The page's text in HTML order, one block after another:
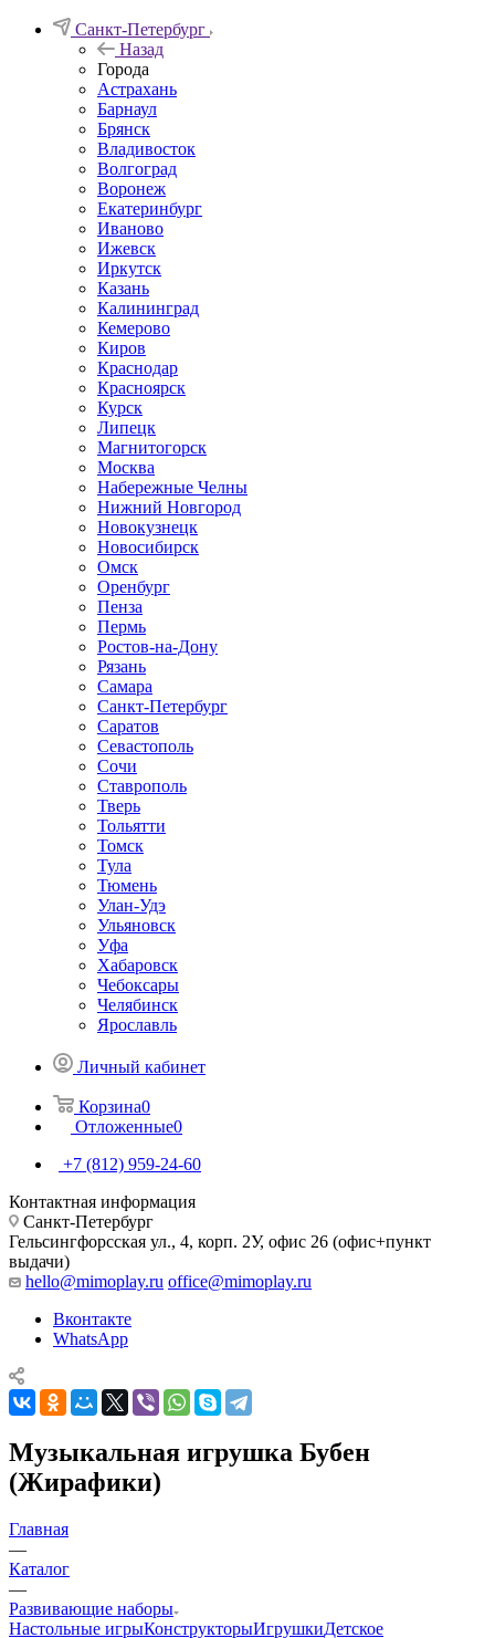
Санкт-Петербург
Назад
Города
Астрахань
Барнаул
Брянск
Владивосток
Волгоград
Воронеж
Екатеринбург
Иваново
Ижевск
Иркутск
Казань
Калининград
Кемерово
Киров
Краснодар
Красноярск
Курск
Липецк
Магнитогорск
Москва
Набережные Челны
Нижний Новгород
Новокузнецк
Новосибирск
Омск
Оренбург
Пенза
Пермь
Ростов-на-Дону
Рязань
Самара
Санкт-Петербург
Саратов
Севастополь
Сочи
Ставрополь
Тверь
Тольятти
Томск
Тула
Тюмень
Улан-Удэ
Ульяновск
Уфа
Хабаровск
Чебоксары
Челябинск
Ярославль
Личный кабинет
Корзина0
Отложенные0
+7 (812) 959-24-60
Контактная информация
Санкт-Петербург
Гельсингфорсская ул., 4, корп. 2У, офис 26 (офис+пункт
выдачи)
hello@mimoplay.ru office@mimoplay.ru
Вконтакте
WhatsApp
Музыкальная игрушка Бубен
(Жирафики)
Главная
—
Каталог
—
Развивающие наборы
Настольные игрыКонструкторыИгрушкиДетское